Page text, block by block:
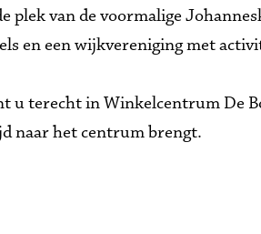
plek van de voormalige
en een wijkvereniging met
u terecht in Winkelcentrum De
naar het centrum brengt.